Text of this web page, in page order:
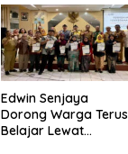
Edwin Senjaya
Dorong Warga Terus
Belajar Lewat